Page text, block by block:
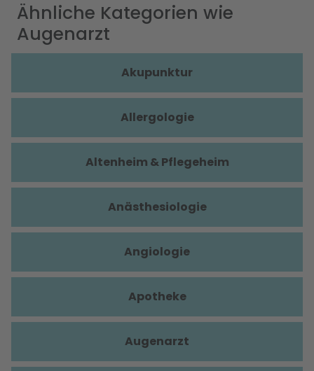
Ähnliche Kategorien wie
Augenarzt
Akupunktur
Allergologie
Altenheim & Pflegeheim
Anästhesiologie
Angiologie
Apotheke
Augenarzt